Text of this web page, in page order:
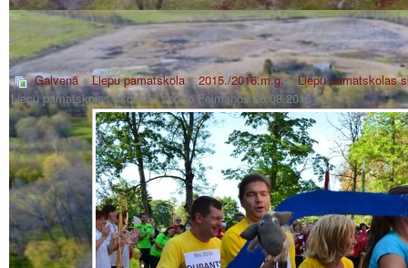
Galvenā»Liepu pamatskola»2015./2016.m.g.»Liepu pamatskolas
Liepu pamatskolas skolotāji sporto Feimaņos 26.08.2016_4